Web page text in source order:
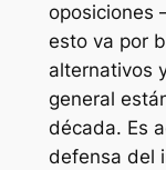
oposiciones
esto va por
alternativos
general
década. Es
defensa del